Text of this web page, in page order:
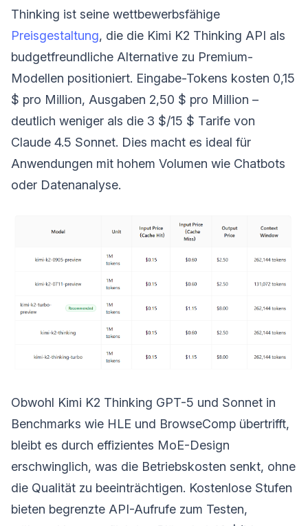
Thinking ist seine wettbewerbsfähige
Preisgestaltung, die die Kimi K2 Thinking API als
budgetfreundliche Alternative zu Premium-
Modellen positioniert. Eingabe-Tokens kosten 0,15
$ pro Million, Ausgaben 2,50 $ pro Million –
deutlich weniger als die 3 $/15 $ Tarife von
Claude 4.5 Sonnet. Dies macht es ideal für
Anwendungen mit hohem Volumen wie Chatbots
oder Datenanalyse.
Obwohl Kimi K2 Thinking GPT-5 und Sonnet in
Benchmarks wie HLE und BrowseComp übertrifft,
bleibt es durch effizientes MoE-Design
erschwinglich, was die Betriebskosten senkt, ohne
die Qualität zu beeinträchtigen. Kostenlose Stufen
bieten begrenzte API-Aufrufe zum Testen,